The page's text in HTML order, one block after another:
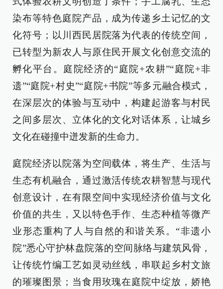
染布等特色庭院产品，成为传递乡土记忆的文
化符号；以川西民居院落为代表的传统空间，
已转型为新农人与原住民开展文化创意交流的
孵化平台。庭院经济的“庭院+农耕”“庭院+非
遗”“庭院+村史”“庭院+书院”等多元融合模式，
在深层次的体验与互动中，构建起游客与村民
之间多层次、立体化的文化对话体系，让城乡
文化在碰撞中迸发新的生命力。
庭院经济以院落为空间载体，将生产、生活与
生态有机融合，通过激活传统农耕智慧与现代
创意设计，在有限空间中实现经济价值与文化
价值的共生，又以特色手作、生态种植等微产
业形态重构了人与自然的和谐关系。“非遗小
院”悉心守护林盘院落的空间脉络与建筑风骨，
让传统竹编工艺如灵动丝线，串联起乡村文旅
的璀璨图景；当食用玫瑰在庭院中绽放，娇艳